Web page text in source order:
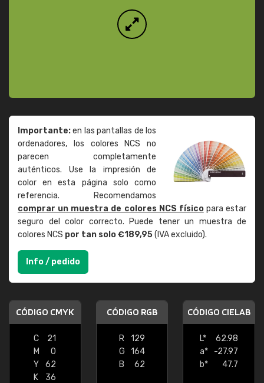
Importante:en las pantallas de los
ordenadores, los colores NCS no
parecen completamente
auténticos. Use la impresión de
color en esta página solo como
referencia. Recomendamos
comprar un muestra de colores NCS físicopara estar
seguro del color correcto. Puede tener un muestra de
colores NCS por tan solo €189,95(IVA excluido).
Info / pedido
CÓDIGO CMYK
C
21
M
0
Y
62
K
36
CÓDIGO RGB
R
129
G
164
B
62
CÓDIGO CIELAB
L*
62.98
a*
-27.97
b*
47.7